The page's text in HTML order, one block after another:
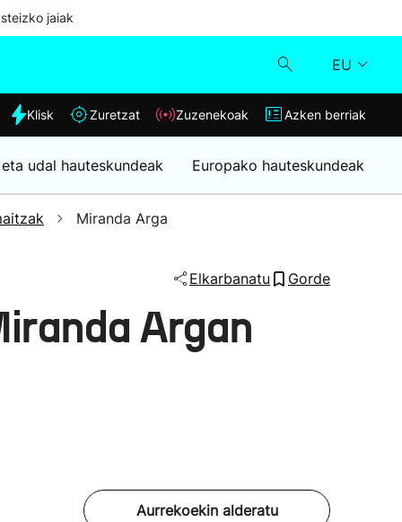
jaiak
EU
Klisk
Zuzenekoak
Azken berriak
Klisk Zuretzat Zuzenekoak Azken berriak
udal hauteskundeak Europako hauteskundeak
Miranda Arga
Elkarbanatu Gorde
Argan
Aurrekoekin alderatu